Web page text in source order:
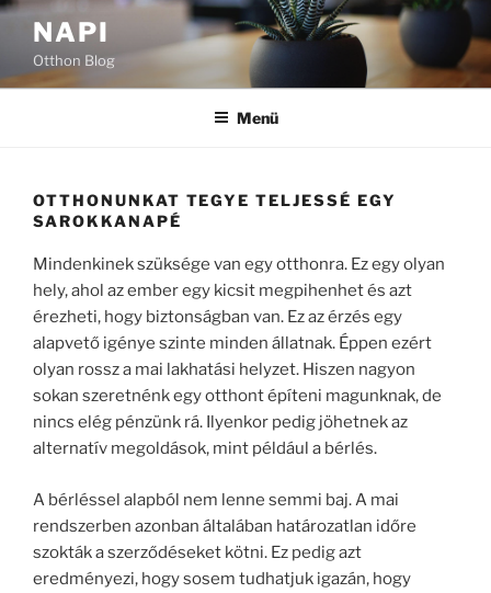
Tartalomhoz
NAPI
Otthon Blog
Menü
OTTHONUNKAT TEGYE TELJESSÉ EGY
SAROKKANAPÉ
Mindenkinek szüksége van egy otthonra. Ez egy olyan
hely, ahol az ember egy kicsit megpihenhet és azt
érezheti, hogy biztonságban van. Ez az érzés egy
alapvető igénye szinte minden állatnak. Éppen ezért
olyan rossz a mai lakhatási helyzet. Hiszen nagyon
sokan szeretnénk egy otthont építeni magunknak, de
nincs elég pénzünk rá. Ilyenkor pedig jöhetnek az
alternatív megoldások, mint például a bérlés.
A bérléssel alapból nem lenne semmi baj. A mai
rendszerben azonban általában határozatlan időre
szokták a szerződéseket kötni. Ez pedig azt
eredményezi, hogy sosem tudhatjuk igazán, hogy